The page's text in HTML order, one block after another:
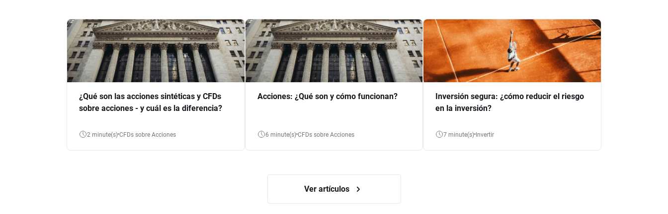
¿Qué son las acciones sintéticas y CFDs
sobre acciones - y cuál es la diferencia?
2 minute(s) CFDs sobre Acciones
Acciones: ¿Qué son y cómo funcionan?
6 minute(s) CFDs sobre Acciones
Inversión segura: ¿cómo reducir el riesgo
en la inversión?
7 minute(s) Invertir
Ver artículos